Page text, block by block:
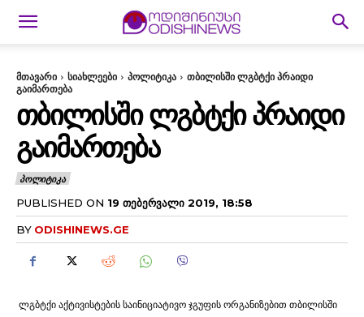
მთავარი სიახლეები პოლიტიკა
თბილისში ლგბტქი პრაიდი
გაიმართება
ᲗᲑᲘᲚᲘᲡᲨᲘ ᲚᲒᲑᲢᲥᲘ ᲞᲠᲐᲘᲓᲘ
ᲒᲐᲘᲛᲐᲠᲗᲔᲑᲐ
ᲞᲝᲚᲘᲢᲘᲙᲐ
PUBLISHED ON 19 ᲗᲔᲑᲔᲠᲕᲐᲚᲘ 2019, 18:58
BY ODISHINEWS.GE
ლგბტქი აქტივისტების საინიციატივო ჯგუფის ორგანიზებით თბილისში